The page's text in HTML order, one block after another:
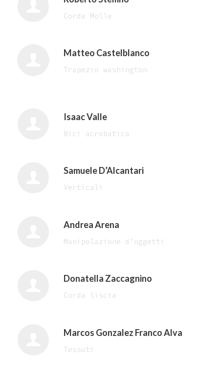
Corda Molle
Matteo Castelblanco
Trapezio washington
Isaac Valle
Bici acrobatica
Samuele D’Alcantari
Verticali
Andrea Arena
Manipolazione d’oggetti
Donatella Zaccagnino
Corda liscia
Marcos Gonzalez Franco Alva
Tessuti